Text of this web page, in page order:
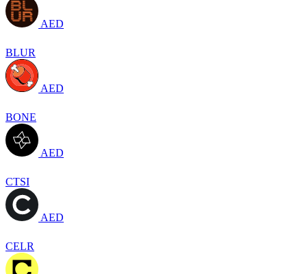
AED
BLUR
AED
BONE
AED
CTSI
AED
CELR